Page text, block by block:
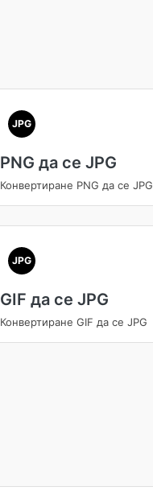
JPG
PNG да се JPG
Конвертиране PNG да се JPG
JPG
GIF да се JPG
Конвертиране GIF да се JPG